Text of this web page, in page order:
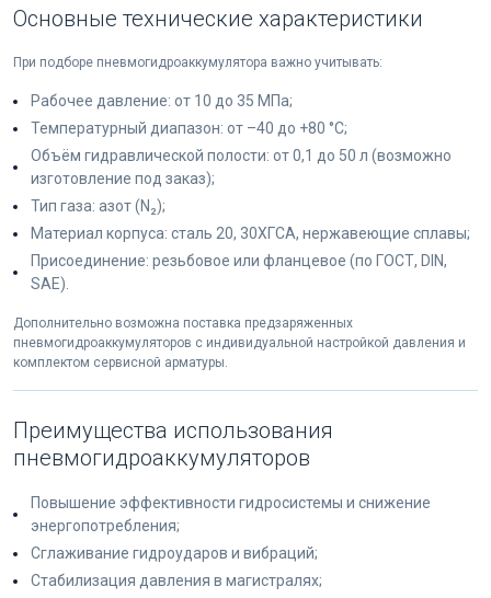
Основные технические характеристики
При подборе пневмогидроаккумулятора важно учитывать:
Рабочее давление: от 10 до 35 МПа;
Температурный диапазон: от –40 до +80 °C;
Объём гидравлической полости: от 0,1 до 50 л (возможно
изготовление под заказ);
Тип газа: азот (N₂);
Материал корпуса: сталь 20, 30ХГСА, нержавеющие сплавы;
Присоединение: резьбовое или фланцевое (по ГОСТ, DIN,
SAE).
Дополнительно возможна поставка предзаряженных
пневмогидроаккумуляторов с индивидуальной настройкой давления и
комплектом сервисной арматуры.
Преимущества использования
пневмогидроаккумуляторов
Повышение эффективности гидросистемы и снижение
энергопотребления;
Сглаживание гидроударов и вибраций;
Стабилизация давления в магистралях;